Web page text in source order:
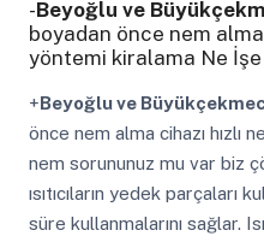
-Beyoğlu ve
boyadan önce nem
yöntemi kiralama Ne İşe
+Beyoğlu ve
önce nem alma cihazı hızlı
nem sorununuz mu var biz
ısıtıcıların yedek parçaları
süre kullanmalarını sağlar.